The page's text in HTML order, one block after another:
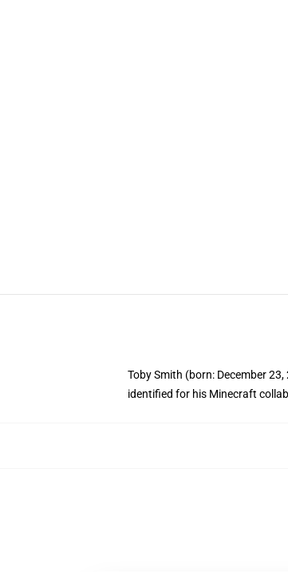
Toby Smith (born: December
identified for his Minecraft